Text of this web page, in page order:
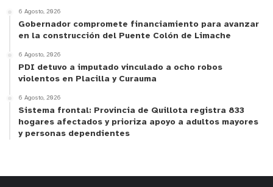
6 Agosto, 2026
Gobernador compromete financiamiento para avanzar
en la construcción del Puente Colón de Limache
6 Agosto, 2026
PDI detuvo a imputado vinculado a ocho robos
violentos en Placilla y Curauma
6 Agosto, 2026
Sistema frontal: Provincia de Quillota registra 833
hogares afectados y prioriza apoyo a adultos mayores
y personas dependientes